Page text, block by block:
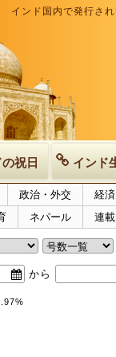
インド国内で発行さ
祝日 インド
政治・外交 経
ネパール 連載
から